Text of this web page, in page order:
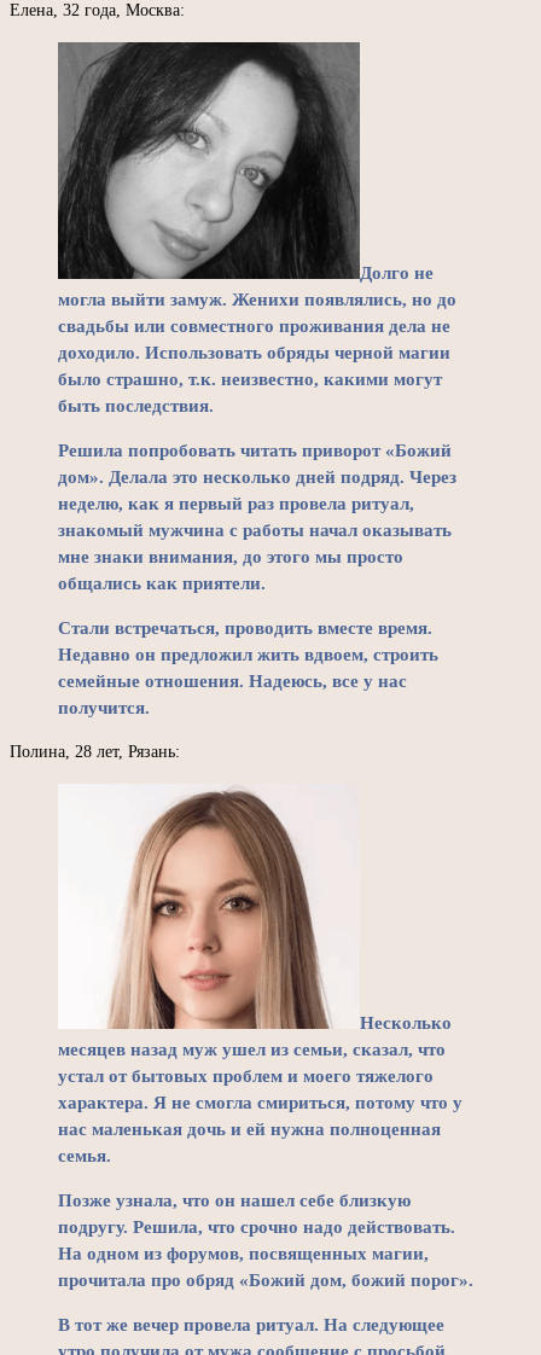
Елена, 32 года, Москва:
Долго не
могла выйти замуж. Женихи появлялись, но до
свадьбы или совместного проживания дела не
доходило. Использовать обряды черной магии
было страшно, т.к. неизвестно, какими могут
быть последствия.
Решила попробовать читать приворот «Божий
дом». Делала это несколько дней подряд. Через
неделю, как я первый раз провела ритуал,
знакомый мужчина с работы начал оказывать
мне знаки внимания, до этого мы просто
общались как приятели.
Стали встречаться, проводить вместе время.
Недавно он предложил жить вдвоем, строить
семейные отношения. Надеюсь, все у нас
получится.
Полина, 28 лет, Рязань:
Несколько
месяцев назад муж ушел из семьи, сказал, что
устал от бытовых проблем и моего тяжелого
характера. Я не смогла смириться, потому что у
нас маленькая дочь и ей нужна полноценная
семья.
Позже узнала, что он нашел себе близкую
подругу. Решила, что срочно надо действовать.
На одном из форумов, посвященных магии,
прочитала про обряд «Божий дом, божий порог».
В тот же вечер провела ритуал. На следующее